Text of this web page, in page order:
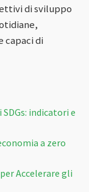
di sviluppo
capaci di
indicatori e
a zero
Accelerare gli